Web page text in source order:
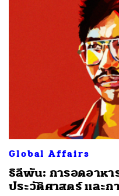
Global Affairs
ธิลีพัน: การอดอาห
ประวัติศาสตร์ และ